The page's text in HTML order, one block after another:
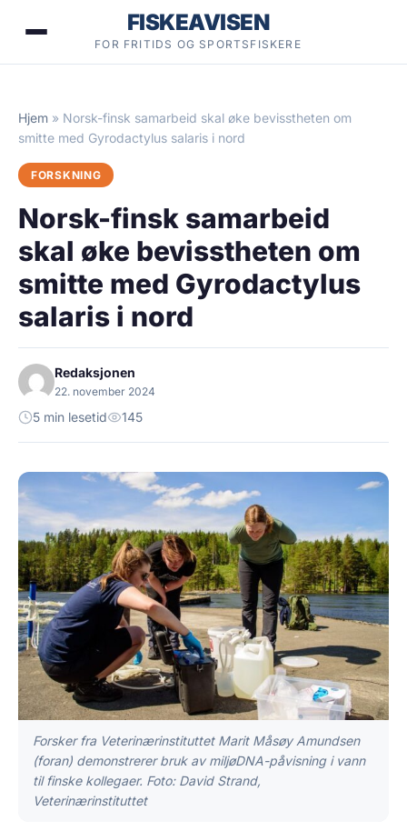
FISKEAVISEN
FOR FRITIDS OG SPORTSFISKERE
Hjem » Norsk-finsk samarbeid skal øke bevisstheten om
smitte med Gyrodactylus salaris i nord
FORSKNING
Norsk-finsk samarbeid
skal øke bevisstheten om
smitte med Gyrodactylus
salaris i nord
Redaksjonen
22. november 2024
5 min lesetid 145
Forsker fra Veterinærinstituttet Marit Måsøy Amundsen
(foran) demonstrerer bruk av miljøDNA-påvisning i vann
til finske kollegaer. Foto: David Strand,
Veterinærinstituttet